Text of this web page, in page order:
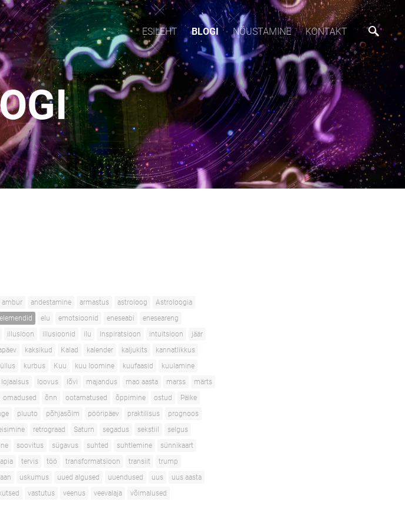
ESILEHT BLOGI NÕUSTAMINE KONTAKT
ambur andestamine armastus astroloog
Astroloogia
elemendid elu emotsioonid eneseabi
eneseareng
illusioon illusioonid ilu Inspiratsioon intuitsioon
jäär
kaksikud Kalad kalender kaljukits
kannatlikkus
kurbus Kuu kuu loomine kuufaasid
kuulamine
lojaalsus loovus lõvi majandus mao aasta marss
märts
omadused õnn ootamatused õppimine ostud
Päike
pluuto põhjasõlm pööripäev praktilisus
prognoos
retrograad Saturn segadus sekstiil
selgus
soovitus sügavus suhted suhtlemine
sünnikaart
tervis töö transformatsioon transiit
trump
uskumus uued algused uuendused uus
uus aasta
vastutus veenus veevalaja võimalused